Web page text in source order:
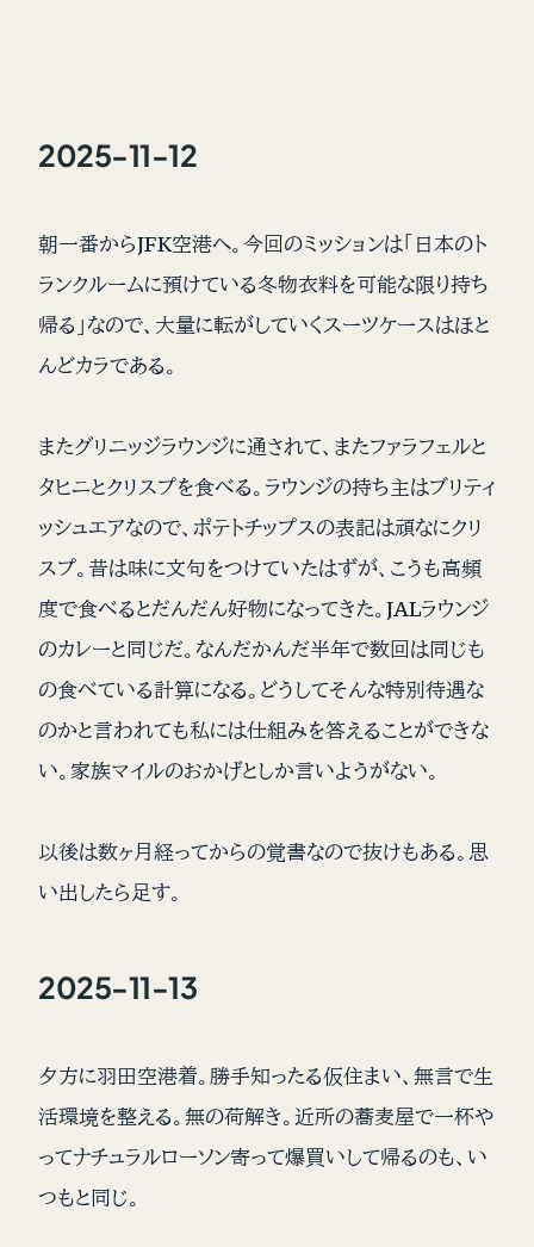
2025-11-12
朝一番からJFK空港へ。今回のミッションは「日本のト
ランクルームに預けている冬物衣料を可能な限り持ち
帰る」なので、大量に転がしていくスーツケースはほと
んどカラである。
またグリニッジラウンジに通されて、またファラフェルと
タヒニとクリスプを食べる。ラウンジの持ち主はブリティ
ッシュエアなので、ポテトチップスの表記は頑なにクリ
スプ。昔は味に文句をつけていたはずが、こうも高頻
度で食べるとだんだん好物になってきた。JALラウンジ
のカレーと同じだ。なんだかんだ半年で数回は同じも
の食べている計算になる。どうしてそんな特別待遇な
のかと言われても私には仕組みを答えることができな
い。家族マイルのおかげとしか言いようがない。
以後は数ヶ月経ってからの覚書なので抜けもある。思
い出したら足す。
2025-11-13
夕方に羽田空港着。勝手知ったる仮住まい、無言で生
活環境を整える。無の荷解き。近所の蕎麦屋で一杯や
ってナチュラルローソン寄って爆買いして帰るのも、い
つもと同じ。